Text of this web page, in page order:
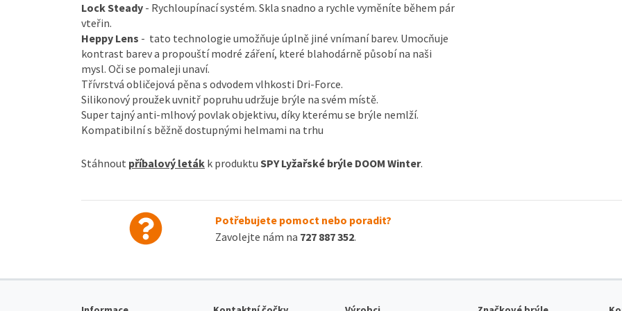
Lock Steady - Rychloupínací systém. Skla snadno a rychle vyměníte během pár
vteřin.
Heppy Lens - tato technologie umožňuje úplně jiné vnímaní barev. Umocňuje
kontrast barev a propouští modré záření, které blahodárně působí na naši
mysl. Oči se pomaleji unaví.
Třívrstvá obličejová pěna s odvodem vlhkosti Dri-Force.
Silikonový proužek uvnitř popruhu udržuje brýle na svém místě.
Super tajný anti-mlhový povlak objektivu, díky kterému se brýle nemlží.
Kompatibilní s běžně dostupnými helmami na trhu
Stáhnout příbalový leták k produktu SPY Lyžařské brýle DOOM Winter.
Potřebujete pomoct nebo poradit?
Zavolejte nám na 727 887 352.